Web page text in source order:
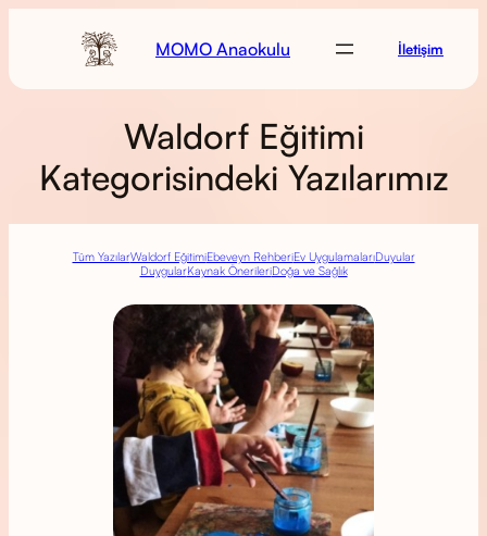
MOMO Anaokulu İletişim
Waldorf Eğitimi
Kategorisindeki Yazılarımız
Tüm YazılarWaldorf EğitimiEbeveyn RehberiEv UygulamalarıDuyular
DuygularKaynak ÖnerileriDoğa ve Sağlık